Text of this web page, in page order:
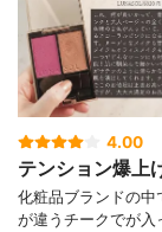
4.00
テンション爆上
化粧品ブランドの中
が違うチークでが